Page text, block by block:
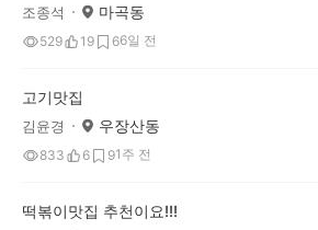
조종석 마곡동
529 19 66일 전
고기맛집
김윤경 우장산동
833 6 91주 전
떡볶이맛집 추천이요!!!